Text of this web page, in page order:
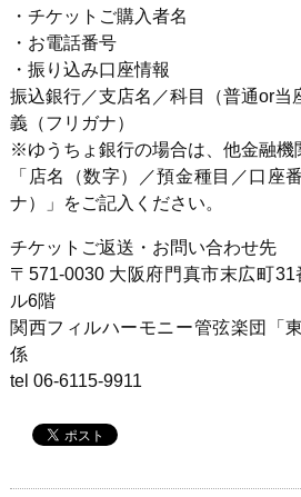
・チケットご購入者名
・お電話番号
・振り込み口座情報
振込銀行／支店名／科目（普通or当
義（フリガナ）
※ゆうちょ銀行の場合は、他金融機
「店名（数字）／預金種目／口座
ナ）」をご記入ください。
チケットご返送・お問い合わせ先
〒 571-0030 大阪府門真市末広町31
ル6階
関西フィルハーモニー管弦楽団「
係
tel 06-6115-9911